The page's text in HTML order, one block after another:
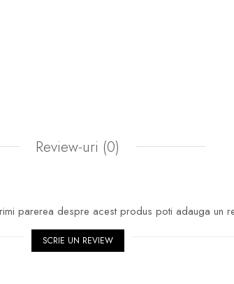
Review-uri (0)
parerea despre acest produs poti adauga un
SCRIE UN REVIEW